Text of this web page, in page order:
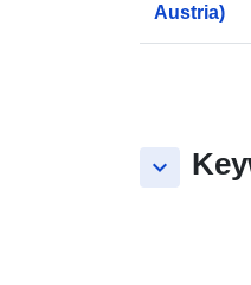
Austria)
keyboard_arrow_down